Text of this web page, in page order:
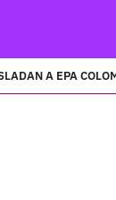
A EPA